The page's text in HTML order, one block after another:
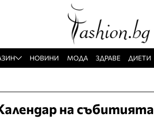
НОВИНИ МОДА ЗДРАВЕ ДИЕТИ
на събитията